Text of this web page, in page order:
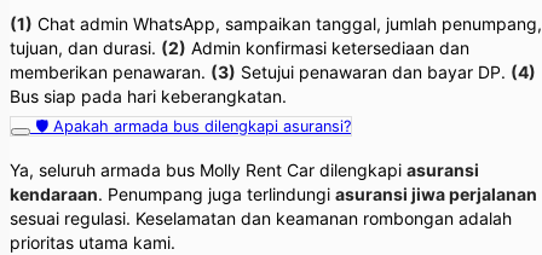
(1) Chat admin WhatsApp, sampaikan tanggal, jumlah penumpang,
tujuan, dan durasi. (2) Admin konfirmasi ketersediaan dan
memberikan penawaran. (3) Setujui penawaran dan bayar DP. (4)
Bus siap pada hari keberangkatan.
🛡️ Apakah armada bus dilengkapi asuransi?
Ya, seluruh armada bus Molly Rent Car dilengkapi asuransi
kendaraan. Penumpang juga terlindungi asuransi jiwa perjalanan
sesuai regulasi. Keselamatan dan keamanan rombongan adalah
prioritas utama kami.